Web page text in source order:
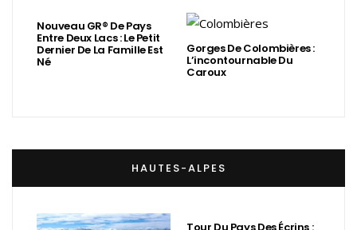
Nouveau GR® De Pays
Entre Deux Lacs : Le Petit
Dernier De La Famille Est
Né
Gorges De Colombières :
L’incontournable Du
Caroux
HAUTES-ALPES